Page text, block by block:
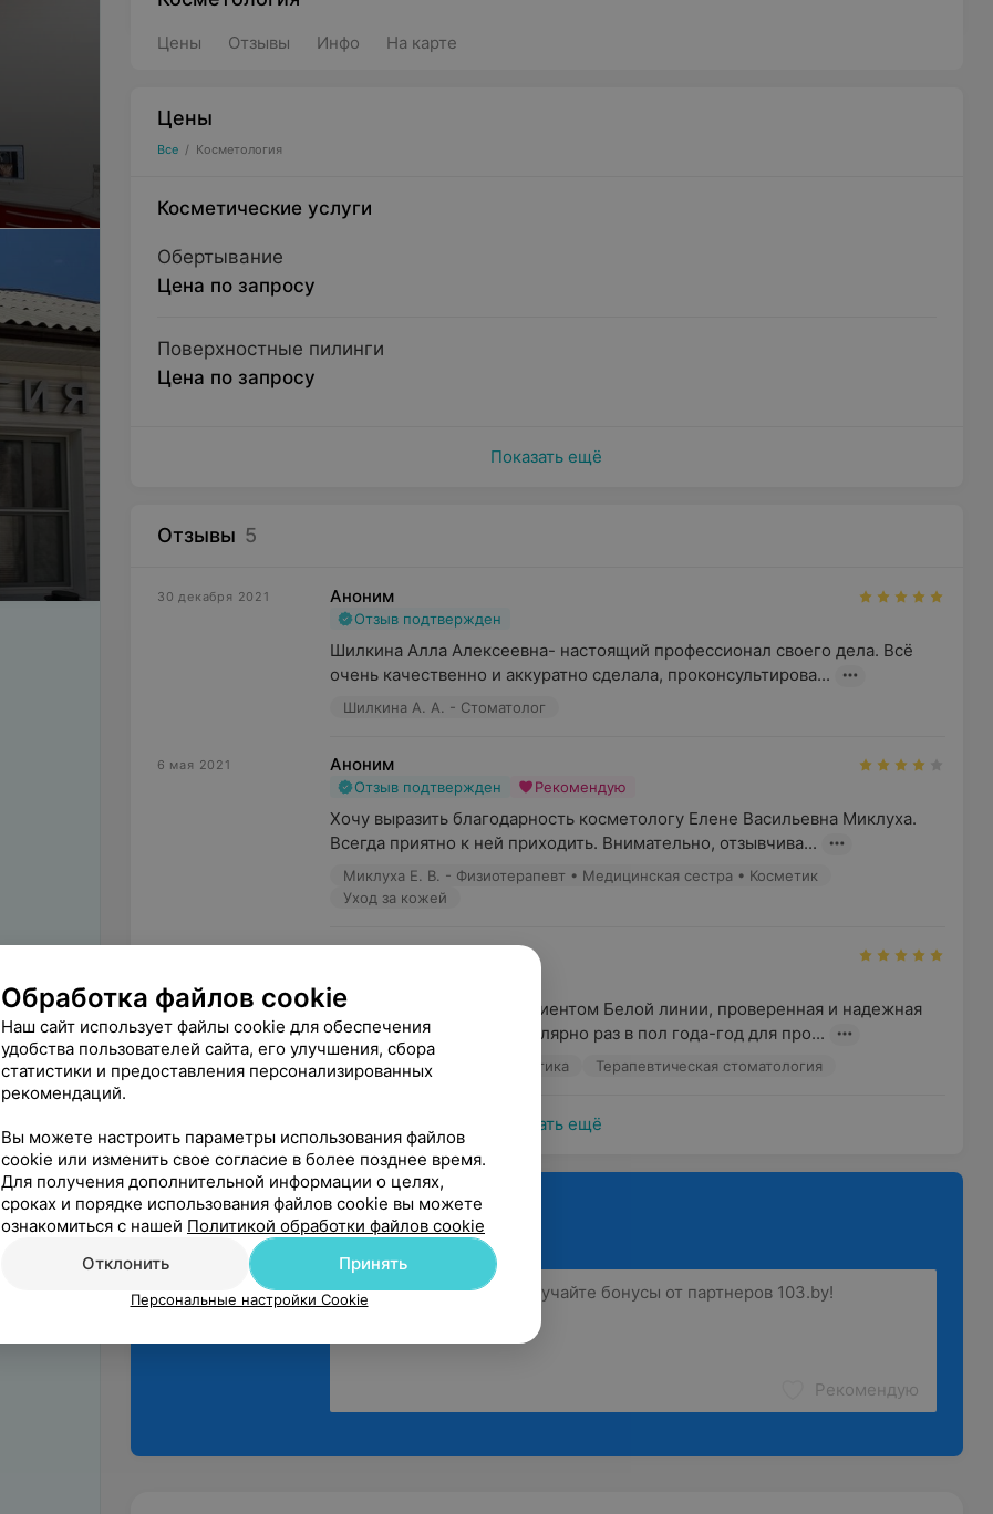
Цены Отзывы Инфо На карте
Цены
Все / Косметология
Косметические услуги
Обертывание
Цена по запросу
Поверхностные пилинги
Цена по запросу
Показать ещё
Отзывы 5
30 декабря 2021 Аноним
Отзыв подтвержден
Шилкина Алла Алексеевна- настоящий профессионал своего дела. Всё
очень качественно и аккуратно сделала, проконсультирова...
Шилкина А. А. - Стоматолог
6 мая 2021 Аноним
Отзыв подтвержден Рекомендую
Хочу выразить благодарность косметологу Елене Васильевна Миклуха.
Всегда приятно к ней приходить. Внимательно, отзывчива...
Миклуха Е. В. - Физиотерапевт • Медицинская сестра • Косметик
Уход за кожей
Являюсь постоянным пациентом Белой линии, проверенная и надежная
клиника. Обращаюсь регулярно раз в пол года-год для про...
Лечение зубов и профилактика Терапевтическая стоматология
Показать ещё
Поделитесь
мнением
Рекомендую
Обработка файлов cookie
Наш сайт использует файлы cookie для обеспечения
удобства пользователей сайта, его улучшения, сбора
статистики и предоставления персонализированных
рекомендаций.
Вы можете настроить параметры использования файлов
cookie или изменить свое согласие в более позднее время.
Для получения дополнительной информации о целях,
сроках и порядке использования файлов cookie вы можете
ознакомиться с нашей Политикой обработки файлов cookie
Отклонить
Принять
Персональные настройки Cookie